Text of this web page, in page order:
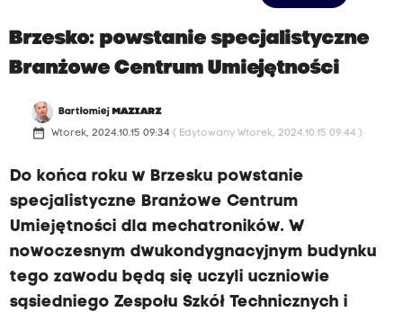
Brzesko: powstanie specjalistyczne
Branżowe Centrum Umiejętności
Bartłomiej MAZIARZ
date_range Wtorek, 2024.10.15 09:34 ( Edytowany Wtorek, 2024.10.15 09:44 )
Do końca roku w Brzesku powstanie
specjalistyczne Branżowe Centrum
Umiejętności dla mechatroników. W
nowoczesnym dwukondygnacyjnym budynku
tego zawodu będą się uczyli uczniowie
sąsiedniego Zespołu Szkół Technicznych i